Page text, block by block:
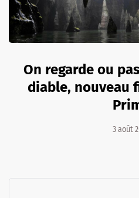
On regarde ou
diable, nouveau
3 août